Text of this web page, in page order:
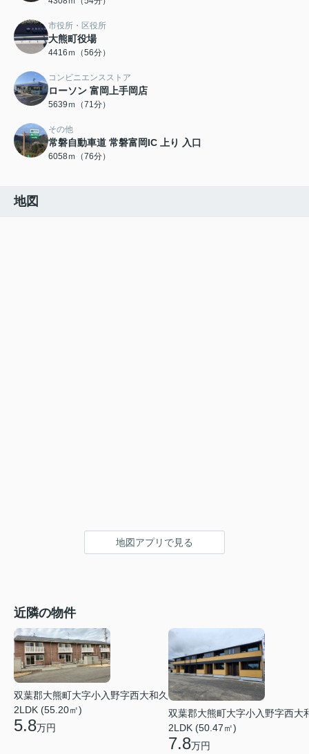
市役所・区役所
大熊町役場
4416ｍ（56分）
コンビニエンスストア
ローソン 富岡上手岡店
5639ｍ（71分）
その他
常磐自動車道 常磐富岡IC 上り 入口
6058ｍ（76分）
地図
地図アプリで見る
近隣の物件
双葉郡大熊町大字小入野字西大和久
2LDK (55.20㎡)
5.8万円
双葉郡大熊町大字小入野字西大
2LDK (50.47㎡)
7.8万円